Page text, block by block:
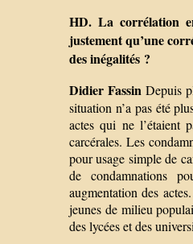
HD. La corrélation
justement qu’une
des inégalités ?
Didier Fassin Depuis
situation n’a pas été
actes qui ne l’étaient
carcérales. Les
pour usage simple de
de condamnations
augmentation des
jeunes de milieu
des lycées et des